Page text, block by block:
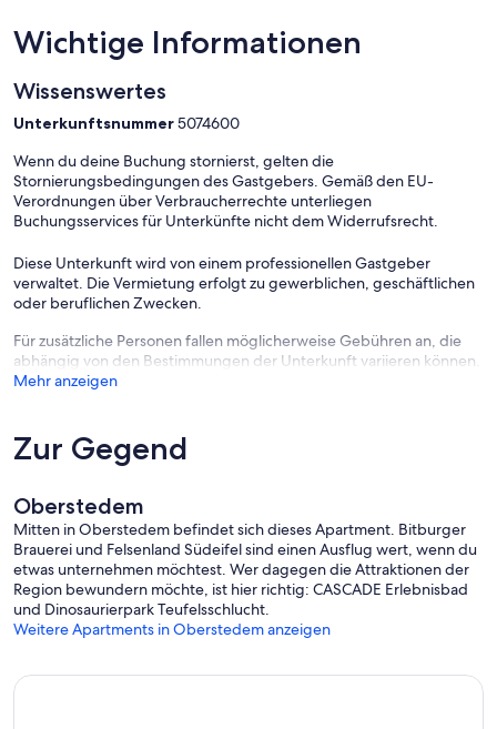
Wichtige Informationen
Wissenswertes
Unterkunftsnummer5074600
Wenn du deine Buchung stornierst, gelten die
Stornierungsbedingungen des Gastgebers. Gemäß den EU-
Verordnungen über Verbraucherrechte unterliegen
Buchungsservices für Unterkünfte nicht dem Widerrufsrecht.
Diese Unterkunft wird von einem professionellen Gastgeber
verwaltet. Die Vermietung erfolgt zu gewerblichen, geschäftlichen
oder beruflichen Zwecken.
Für zusätzliche Personen fallen möglicherweise Gebühren an, die
abhängig von den Bestimmungen der Unterkunft variieren können.
Mehr anzeigen
Zur Gegend
Oberstedem
Mitten in Oberstedem befindet sich dieses Apartment. Bitburger
Brauerei und Felsenland Südeifel sind einen Ausflug wert, wenn du
etwas unternehmen möchtest. Wer dagegen die Attraktionen der
Region bewundern möchte, ist hier richtig: CASCADE Erlebnisbad
und Dinosaurierpark Teufelsschlucht.
Weitere Apartments in Oberstedem anzeigen